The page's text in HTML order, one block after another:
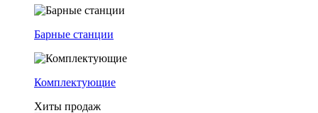
Барные станции
Комплектующие
Хиты продаж